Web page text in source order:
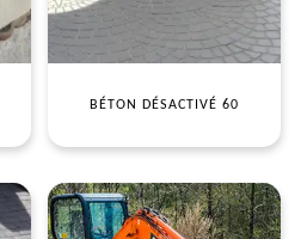
BÉTON DÉSACTIVÉ 60